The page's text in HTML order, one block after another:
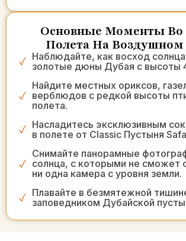
Основные Моменты Во
Полета На
Наблюдайте, как восход
золотые дюны Дубая с высоты
Найдите местных ориксов,
верблюдов с редкой высоты
полета.
Насладитесь эксклюзивным
в полете от Classic Пустыня
Снимайте панорамные
солнца, с которыми не сможет
ни одна камера с уровня земли.
Плавайте в безмятежной
заповедником Дубайской